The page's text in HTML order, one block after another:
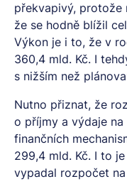
překvapivý,
že se hodně blížil
Výkon je i to, že v
360,4 mld. Kč. I
s nižším než
Nutno přiznat, že
o příjmy a výdaje
finančních
299,4 mld. Kč. I to
vypadal rozpočet